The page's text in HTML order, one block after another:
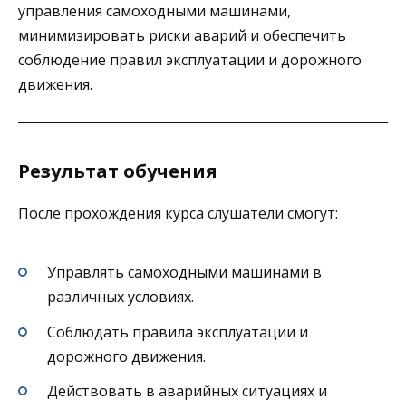
управления самоходными машинами,
минимизировать риски аварий и обеспечить
соблюдение правил эксплуатации и дорожного
движения.
Результат обучения
После прохождения курса слушатели смогут:
Управлять самоходными машинами в
различных условиях.
Соблюдать правила эксплуатации и
дорожного движения.
Действовать в аварийных ситуациях и